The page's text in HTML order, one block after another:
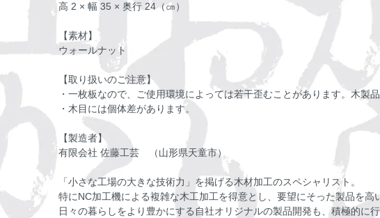
高 2 × 幅 35 × 奥行 24（㎝）
【素材】
ウォールナット
【取り扱いのご注意】
・一枚板なので、ご使用環境によっては若干歪むことがあります。木
・木目には個体差があります。
【製造者】
有限会社 佐藤工芸 （山形県天童市）
「小さな工場の大きな技術力」を掲げる木材加工のスペシャリスト。
特にNC加工機による複雑な木工加工を得意とし、要望にそった製品を高
日々の暮らしをより豊かにする自社オリジナルの製品開発も、積極的に行